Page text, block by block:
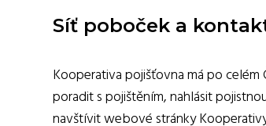
Síť poboček a
Kooperativa pojišťovna má po
poradit s pojištěním, nahlásit
navštívit webové stránky